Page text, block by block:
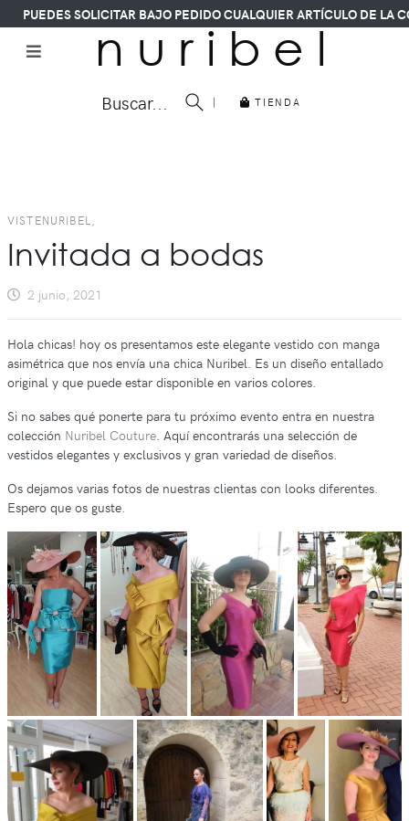
PUEDES SOLICITAR BAJO PEDIDO CUALQUIER ARTÍCULO DE LA
n u r i b e l
Buscar... | TIENDA
VISTENURIBEL,
Invitada a bodas
2 junio, 2021
Hola chicas! hoy os presentamos este elegante vestido con manga
asimétrica que nos envía una chica Nuribel. Es un diseño entallado
original y que puede estar disponible en varios colores.
Si no sabes qué ponerte para tu próximo evento entra en nuestra
colección Nuribel Couture. Aquí encontrarás una selección de
vestidos elegantes y exclusivos y gran variedad de diseños.
Os dejamos varias fotos de nuestras clientas con looks diferentes.
Espero que os guste.